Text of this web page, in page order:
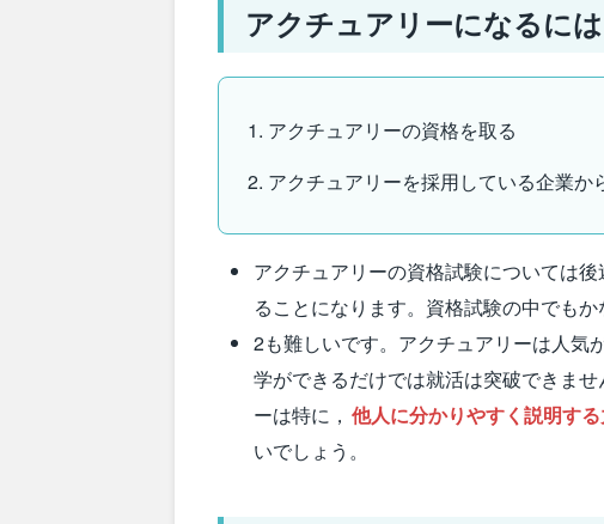
アクチュアリーになるには
アクチュアリーの資格を取る
アクチュアリーを採用している企業か
アクチュアリーの資格試験については
ることになります。資格試験の中でもか
2も難しいです。アクチュアリーは人気
学ができるだけでは就活は突破できま
ーは特に， 他人に分かりやすく説明す
いでしょう。